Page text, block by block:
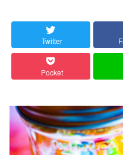
Twitter
Pocket